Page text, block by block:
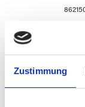
Zustimmung